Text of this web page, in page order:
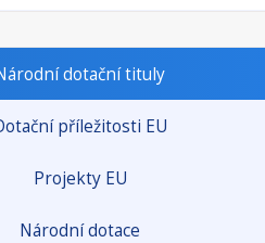
dotační tituly
příležitosti EU
Projekty EU
Národní dotace